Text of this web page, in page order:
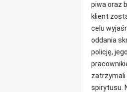
piwa oraz
klient
celu
oddania
policję,
zatrzymali
spirytusu.